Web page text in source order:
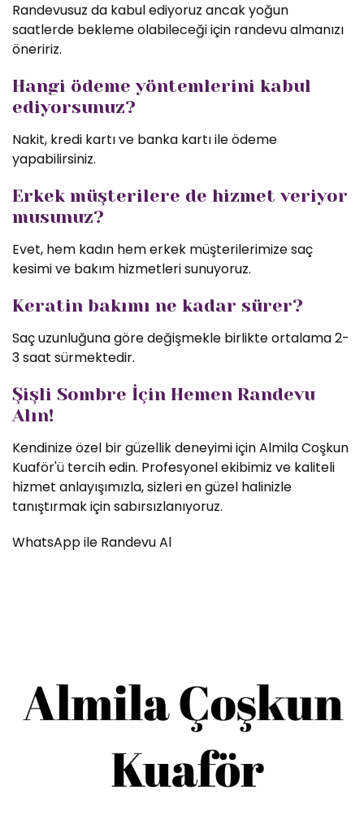
Randevusuz da kabul ediyoruz ancak yoğun
saatlerde bekleme olabileceği için randevu almanızı
öneririz.
Hangi ödeme yöntemlerini kabul
ediyorsunuz?
Nakit, kredi kartı ve banka kartı ile ödeme
yapabilirsiniz.
Erkek müşterilere de hizmet veriyor
musunuz?
Evet, hem kadın hem erkek müşterilerimize saç
kesimi ve bakım hizmetleri sunuyoruz.
Keratin bakımı ne kadar sürer?
Saç uzunluğuna göre değişmekle birlikte ortalama 2-
3 saat sürmektedir.
Şişli Sombre İçin Hemen Randevu
Alın!
Kendinize özel bir güzellik deneyimi için Almila Coşkun
Kuaför'ü tercih edin. Profesyonel ekibimiz ve kaliteli
hizmet anlayışımızla, sizleri en güzel halinizle
tanıştırmak için sabırsızlanıyoruz.
WhatsApp ile Randevu Al